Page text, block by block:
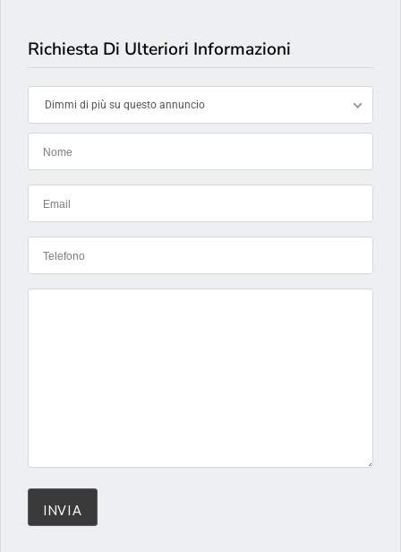
Richiesta Di Ulteriori Informazioni
Dimmi di più su questo annuncio